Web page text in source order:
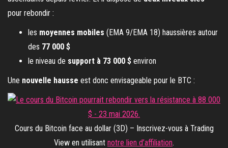
pour rebondir :
les moyennes mobiles (EMA 9/EMA 18) haussières autour
des 77 000 $
le niveau de support à 73 000 $ environ
Une nouvelle hausse est donc envisageable pour le BTC :
Cours du Bitcoin face au dollar (3D) – Inscrivez-vous à Trading
View en utilisant notre lien d’affiliation.